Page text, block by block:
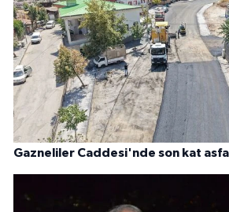
Gazneliler Caddesi'nde son kat